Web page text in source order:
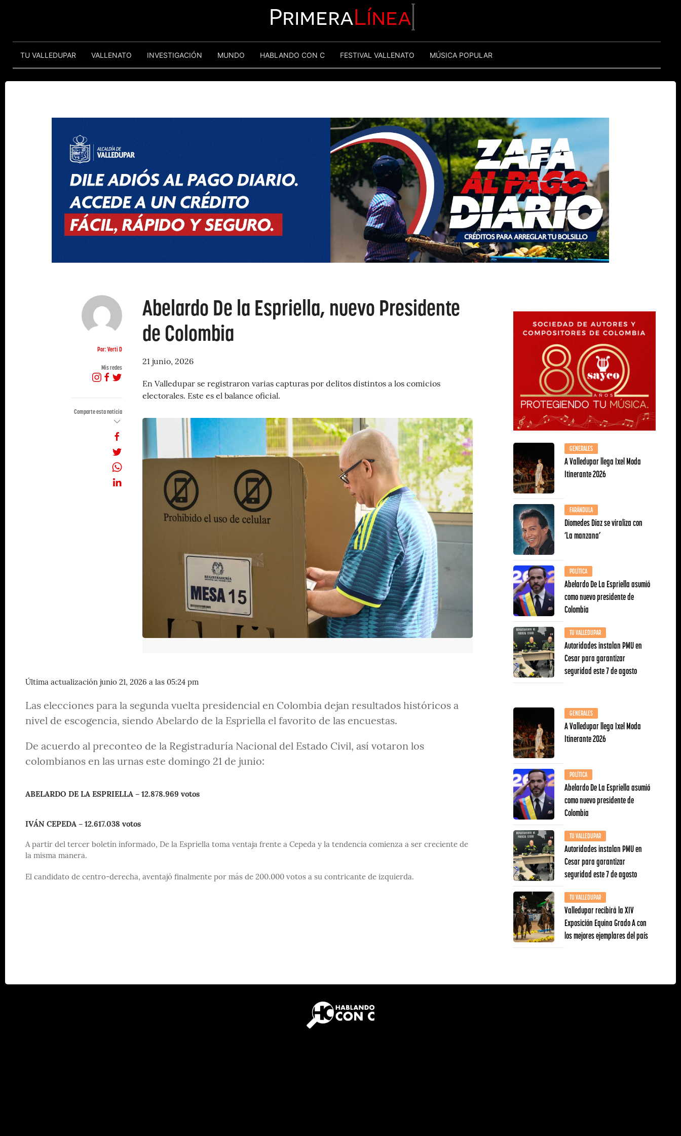
PrimeraLínea
TU VALLEDUPAR VALLENATO INVESTIGACIÓN MUNDO HABLANDO CON C FESTIVAL VALLENATO MÚSICA POPULAR
Por: Verti D
Mis redes
Comparte esta noticia
Abelardo De la Espriella, nuevo Presidente
de Colombia
21 junio, 2026
En Valledupar se registraron varias capturas por delitos distintos a los comicios
electorales. Este es el balance oficial.
Última actualización junio 21, 2026 a las 05:24 pm
Las elecciones para la segunda vuelta presidencial en Colombia dejan resultados históricos a
nivel de escogencia, siendo Abelardo de la Espriella el favorito de las encuestas.
De acuerdo al preconteo de la Registraduría Nacional del Estado Civil, así votaron los
colombianos en las urnas este domingo 21 de junio:
ABELARDO DE LA ESPRIELLA – 12.878.969 votos
IVÁN CEPEDA – 12.617.038 votos
A partir del tercer boletín informado, De la Espriella toma ventaja frente a Cepeda y la tendencia comienza a ser creciente de
la misma manera.
El candidato de centro-derecha, aventajó finalmente por más de 200.000 votos a su contricante de izquierda.
GENERALES
A Valledupar llega Ixel Moda
Itinerante 2026
FARÁNDULA
Diomedes Díaz se viraliza con
‘La manzana’
POLÍTICA
Abelardo De La Espriella asumió
como nuevo presidente de
Colombia
TU VALLEDUPAR
Autoridades instalan PMU en
Cesar para garantizar
seguridad este 7 de agosto
GENERALES
A Valledupar llega Ixel Moda
Itinerante 2026
POLÍTICA
Abelardo De La Espriella asumió
como nuevo presidente de
Colombia
TU VALLEDUPAR
Autoridades instalan PMU en
Cesar para garantizar
seguridad este 7 de agosto
TU VALLEDUPAR
Valledupar recibirá la XIV
Exposición Equina Grado A con
los mejores ejemplares del país